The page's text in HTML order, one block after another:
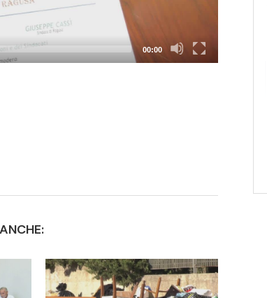
00:00